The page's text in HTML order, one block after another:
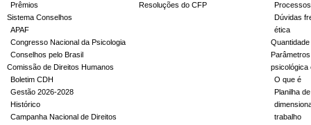
Prêmios
Sistema Conselhos
APAF
Congresso Nacional da Psicologia
Conselhos pelo Brasil
Comissão de Direitos Humanos
Boletim CDH
Gestão 2026-2028
Histórico
Campanha Nacional de Direitos
Resoluções do CFP
Dúvidas
ética
psicológica
O que é
Planilha
trabalho